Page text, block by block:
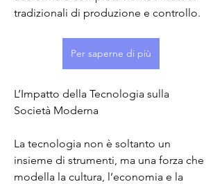
tradizionali di produzione e controllo.
Per saperne di più
L’Impatto della Tecnologia sulla
Società Moderna
La tecnologia non è soltanto un
insieme di strumenti, ma una forza che
modella la cultura, l’economia e la